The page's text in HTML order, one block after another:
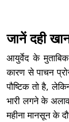
जानें दही
आयुर्वेद के
कारण से पाचन
पौष्टिक तो है,
भारी लगने के
महीना मानसून के